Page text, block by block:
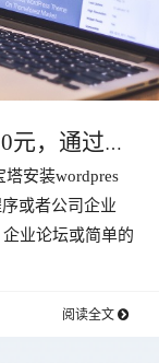
元，通过宝
塔安装wordpres
或者公司企业
业论坛或简单的
阅读全文